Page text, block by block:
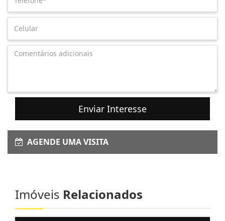
Enviar Interesse
AGENDE UMA VISITA
Imóveis Relacionados